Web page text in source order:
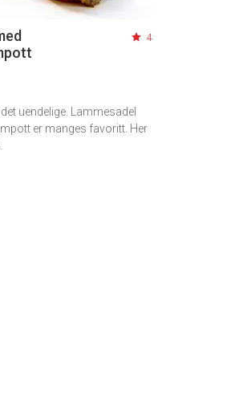
4
uendelige. Lammesadel
er manges favoritt. Her